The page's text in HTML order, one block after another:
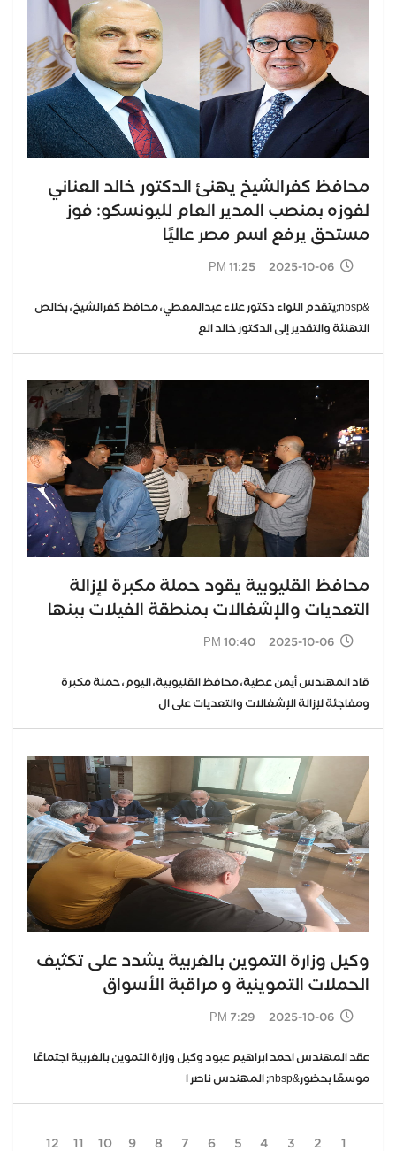
محافظ كفرالشيخ يهنئ الدكتور خالد العناني
لفوزه بمنصب المدير العام لليونسكو: فوز
مستحق يرفع اسم مصر عاليًا
2025-10-06 11:25 PM
&nbsp;يتقدم اللواء دكتور علاء عبدالمعطي، محافظ كفرالشيخ، بخالص
التهنئة والتقدير إلى الدكتور خالد الع
محافظ القليوبية يقود حملة مكبرة لإزالة
التعديات والإشغالات بمنطقة الفيلات ببنها
2025-10-06 10:40 PM
قاد المهندس أيمن عطية، محافظ القليوبية، اليوم، حملة مكبرة
ومفاجئة لإزالة الإشغالات والتعديات على ال
وكيل وزارة التموين بالغربية يشدد على تكثيف
الحملات التموينية و مراقبة الأسواق
2025-10-06 7:29 PM
عقد المهندس احمد ابراهيم عبود وكيل وزارة التموين بالغربية اجتماعًا
موسعًا بحضور&nbsp; المهندس ناصر ا
1
2
3
4
5
6
7
8
9
10
11
12